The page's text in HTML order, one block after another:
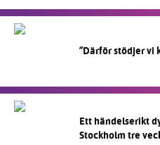
”Därför stödjer vi
Ett händelserikt
Stockholm tre